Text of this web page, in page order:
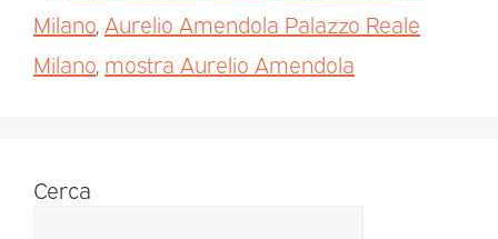
Milano, Aurelio Amendola Palazzo Reale
Milano, mostra Aurelio Amendola
Cerca